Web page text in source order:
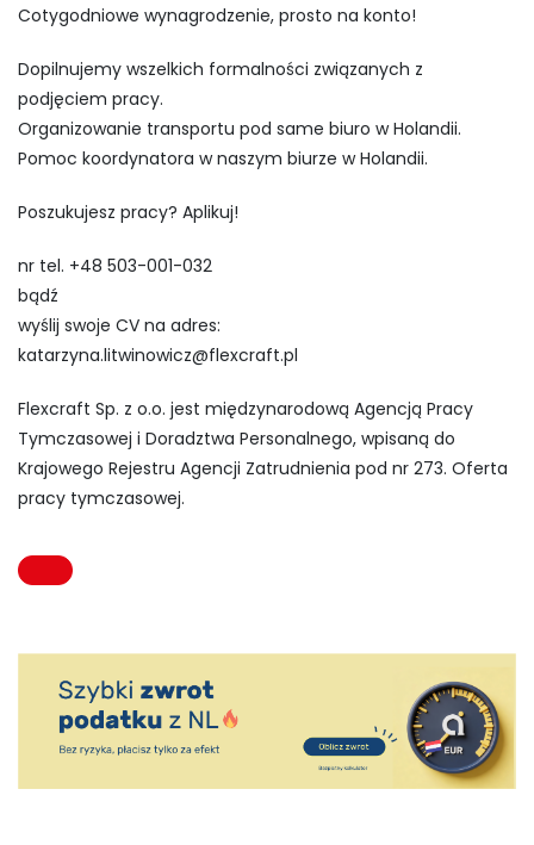
Cotygodniowe wynagrodzenie, prosto na konto!
Dopilnujemy wszelkich formalności związanych z
podjęciem pracy.
Organizowanie transportu pod same biuro w Holandii.
Pomoc koordynatora w naszym biurze w Holandii.
Poszukujesz pracy? Aplikuj!
nr tel. +48 503-001-032
bądź
wyślij swoje CV na adres:
katarzyna.litwinowicz@flexcraft.pl
Flexcraft Sp. z o.o. jest międzynarodową Agencją Pracy
Tymczasowej i Doradztwa Personalnego, wpisaną do
Krajowego Rejestru Agencji Zatrudnienia pod nr 273. Oferta
pracy tymczasowej.